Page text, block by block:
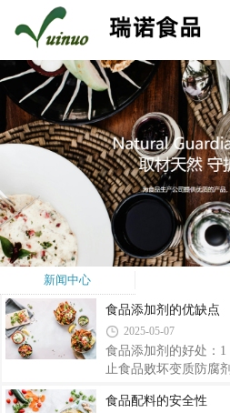
新闻中心
食品添加剂的优缺点
2025-05-07
食品添加剂的好处
止食品败坏变质防腐
的氧化变质，提高食
食品配料的安全性